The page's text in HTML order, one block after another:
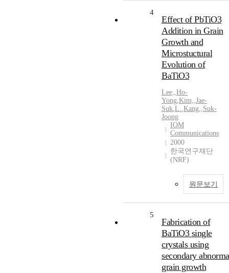
4
Effect of PbTiO3
Addition in Grain
Growth and
Microstuctural
Evolution of
BaTiO3
Lee,,Ho-
Yong,Kim,,Jae-
Suk,L.,Kang,,Suk-
Joong
IOM
Communications
2000
한국연구재단
(NRF)
원문보기
5
Fabrication of
BaTiO3 single
crystals using
secondary
grain growth